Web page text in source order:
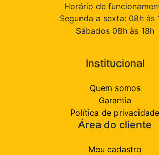
Horário de
Segunda a sexta: 08h às
Sábados 08h às 18h
Institucional
Quem somos
Garantia
Política de privacidade
Área do cliente
Meu cadastro